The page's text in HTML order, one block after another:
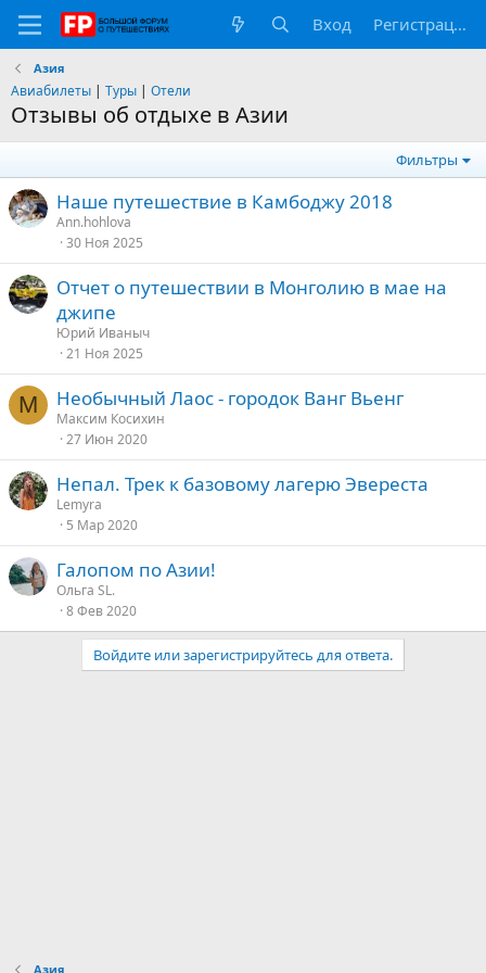
Вход Регистрация
Азия
Авиабилеты | Туры | Отели
Отзывы об отдыхе в Азии
Фильтры
Наше путешествие в Камбоджу 2018
Ann.hohlova
30 Ноя 2025
Отчет о путешествии в Монголию в мае на
джипе
Юрий Иваныч
21 Ноя 2025
М Необычный Лаос - городок Ванг Вьенг
Максим Косихин
27 Июн 2020
Непал. Трек к базовому лагерю Эвереста
Lemyra
5 Мар 2020
Галопом по Азии!
Ольга SL.
8 Фев 2020
Войдите или зарегистрируйтесь для ответа.
Азия